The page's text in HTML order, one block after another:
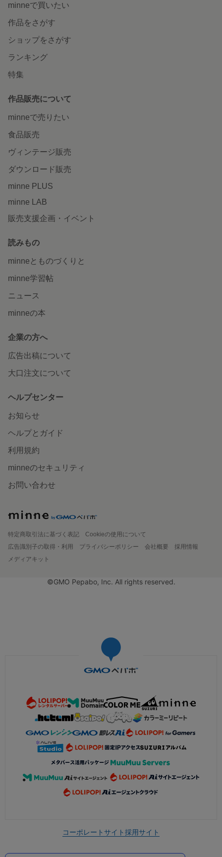
minneで買いたい
作品をさがす
ショップをさがす
ランキング
特集
作品販売について
minneで売りたい
食品販売
ヴィンテージ販売
ダウンロード販売
minne PLUS
minne LAB
販売支援企画・イベント
読みもの
minneとものづくりと
minne学習帖
ニュース
minneの本
企業の方へ
広告出稿について
大口注文について
ヘルプセンター
お知らせ
ヘルプとガイド
利用規約
minneのセキュリティ
お問い合わせ
特定商取引法に基づく表記
Cookieの使用について
広告識別子の取得・利用
プライバシーポリシー 会社概要
採用情報
メディアキット
©GMO Pepabo, Inc. All rights reserved.
コーポレートサイト採用サイト